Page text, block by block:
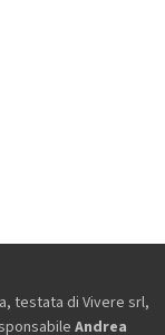
testata di Vivere srl,
Andrea